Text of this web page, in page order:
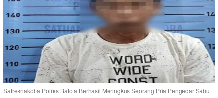
Satresnakoba Polres Batola Berhasil Meringkus Seorang Pria Pengedar Sabu